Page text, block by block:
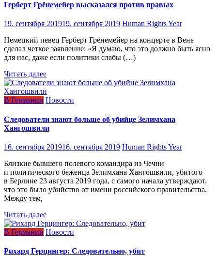
Герберт Грёнемейер высказался против правых
19. сентября 201919. сентября 2019 Human Rights Year
Немецкий певец Герберт Грёнемейер на концерте в Вене
сделал четкое заявление: «Я думаю, что это должно быть ясно
для нас, даже если политики слабы (…)
Читать далее
В Германии Новости
Следователи знают больше об убийце Зелимхана
Хангошвили
16. сентября 201916. сентября 2019 Human Rights Year
Близкие бывшего полевого командира из Чечни
и политического беженца Зелимхана Хангошвили, убитого
в Берлине 23 августа 2019 года, с самого начала утверждают,
что это было убийство от имени российского правительства.
Между тем,
Читать далее
В Германии Новости
Рихард Герцингер: Следовательно, убит